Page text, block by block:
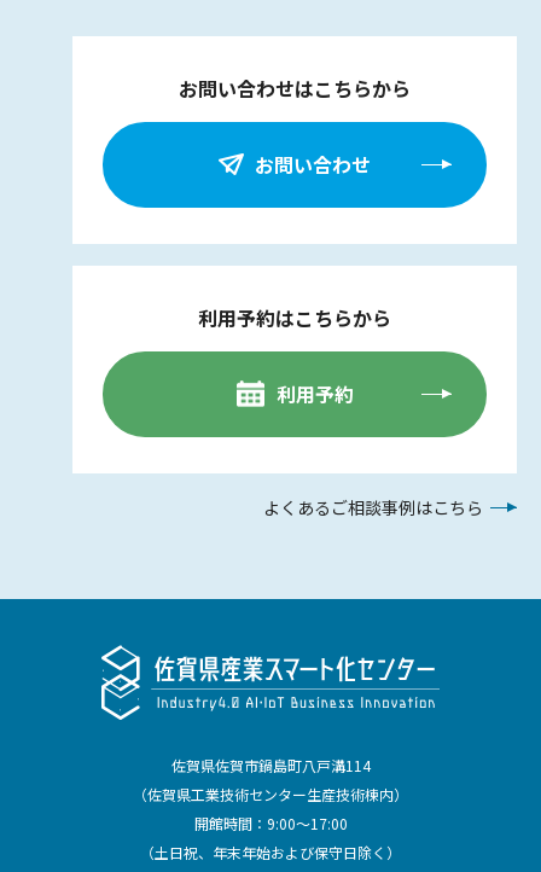
お問い合わせはこちらから
お問い合わせ
利用予約はこちらから
利用予約
よくあるご相談事例はこちら
佐賀県佐賀市鍋島町八戸溝114
（佐賀県工業技術センター生産技術棟内）
開館時間：9:00～17:00
（土日祝、年末年始および保守日除く）